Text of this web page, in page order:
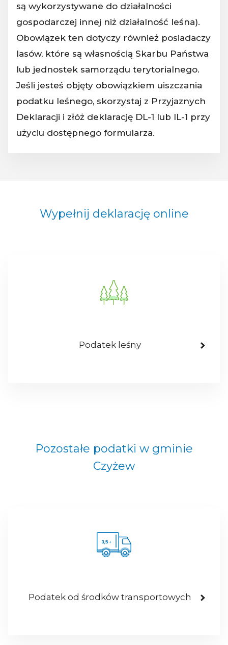
są wykorzystywane do działalności
gospodarczej innej niż działalność leśna).
Obowiązek ten dotyczy również posiadaczy
lasów, które są własnością Skarbu Państwa
lub jednostek samorządu terytorialnego.
Jeśli jesteś objęty obowiązkiem uiszczania
podatku leśnego, skorzystaj z Przyjaznych
Deklaracji i złóż deklarację DL-1 lub IL-1 przy
użyciu dostępnego formularza.
Wypełnij deklarację online
Podatek leśny
Pozostałe podatki w gminie
Czyżew
Podatek od środków transportowych